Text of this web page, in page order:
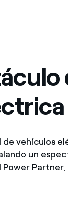
a la
de nuestras
vehículos
un